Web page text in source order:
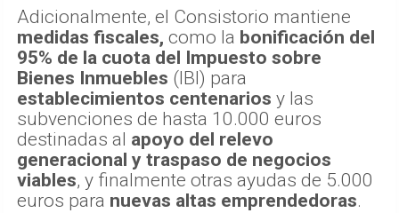
Adicionalmente, el Consistorio mantiene
medidas fiscales, como la bonificación del
95% de la cuota del Impuesto sobre
Bienes Inmuebles (IBI) para
establecimientos centenarios y las
subvenciones de hasta 10.000 euros
destinadas al apoyo del relevo
generacional y traspaso de negocios
viables, y finalmente otras ayudas de 5.000
euros para nuevas altas emprendedoras.